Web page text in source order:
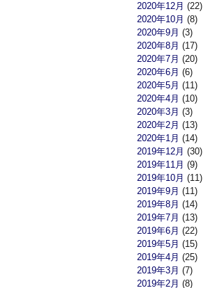
2020年12月 (22)
2020年10月 (8)
2020年9月 (3)
2020年8月 (17)
2020年7月 (20)
2020年6月 (6)
2020年5月 (11)
2020年4月 (10)
2020年3月 (3)
2020年2月 (13)
2020年1月 (14)
2019年12月 (30)
2019年11月 (9)
2019年10月 (11)
2019年9月 (11)
2019年8月 (14)
2019年7月 (13)
2019年6月 (22)
2019年5月 (15)
2019年4月 (25)
2019年3月 (7)
2019年2月 (8)